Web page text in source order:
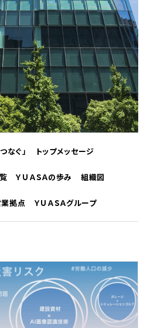
なぐ」 トップメッセージ
ＹＵＡＳＡの歩み 組織図
拠点 ＹＵＡＳＡグループ